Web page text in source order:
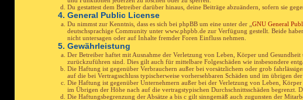
Du gestattest dem Betreiber darüber hinaus, deine Beiträge abzuändern, sofern sie
4. General Public License
Du nimmst zur Kenntnis, dass es sich bei phpBB um eine unter der „ GNU General
deutschsprachige Community unter www.phpbb.de zur Verfügung gestellt. Beide
nicht untersagen oder auf Inhalte fremder Foren Einfluss nehmen.
5. Gewährleistung
Der Betreiber haftet mit Ausnahme der Verletzung von Leben, Körper und
zurückzuführen sind. Dies gilt auch für mittelbare Folgeschäden wie insbesondere
Die Haftung ist gegenüber Verbrauchern außer bei vorsätzlichem oder grob
auf die bei Vertragsschluss typischerweise vorhersehbaren Schäden und im übrigen
Die Haftung ist gegenüber Unternehmern außer bei der Verletzung von Leben,
im Übrigen der Höhe nach auf die vertragstypischen Durchschnittsschäden begrenzt.
Die Haftungsbegrenzung der Absätze a bis c gilt sinngemäß auch zugunsten der